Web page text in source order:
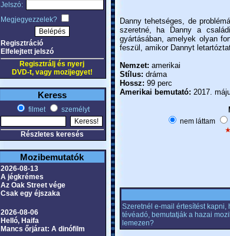
Jelszó:
Megjegyezzelek?
Regisztráció
Elfelejtett jelszó
Regisztrálj és nyerj
DVD-t, vagy mozijegyet!
Keress
filmet személyt
Részletes keresés
Mozibemutatók
2026-08-13
A jégkrémes
Az Oak Street vége
Csak egy éjszaka
2026-08-06
Helló, Haifa
Mancs őrjárat: A dinófilm
Danny tehetséges, de
szeretné, ha Danny a
gyártásában, amelyek olyan
feszül, amikor Dannyt
Nemzet: amerikai
Stílus: dráma
Hossz: 99 perc
Amerikai bemutató: 2017.
nem láttam
Szeretnél e-mail értesítést
tévéadó, bemutatják a hazai
lemezen?